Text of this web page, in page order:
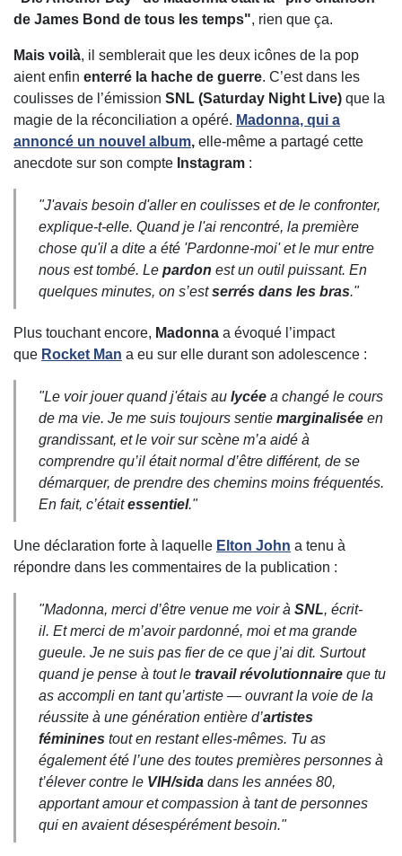
de James Bond de tous les temps", rien que ça.
Mais voilà, il semblerait que les deux icônes de la pop
aient enfin enterré la hache de guerre. C’est dans les
coulisses de l’émission SNL (Saturday Night Live) que la
magie de la réconciliation a opéré. Madonna, qui a
annoncé un nouvel album, elle-même a partagé cette
anecdote sur son compte Instagram :
"J'avais besoin d'aller en coulisses et de le confronter,
explique-t-elle. Quand je l'ai rencontré, la première
chose qu'il a dite a été 'Pardonne-moi' et le mur entre
nous est tombé. Le pardon est un outil puissant. En
quelques minutes, on s’estserrés dans les bras."
Plus touchant encore, Madonna a évoqué l’impact
que Rocket Man a eu sur elle durant son adolescence :
"Le voir jouer quand j'étais au lycée a changé le cours
de ma vie. Je me suis toujours sentie marginalisée en
grandissant, et le voir sur scène m’a aidé à
comprendre qu’il était normal d’être différent, de se
démarquer, de prendre des chemins moins fréquentés.
En fait, c’étaitessentiel."
Une déclaration forte à laquelle Elton John a tenu à
répondre dans les commentaires de la publication :
"Madonna, merci d’être venue me voir à SNL, écrit-
il. Et merci de m’avoir pardonné, moi et ma grande
gueule. Je ne suis pas fier de ce que j’ai dit. Surtout
quand je pense à tout le travail révolutionnaire que tu
as accompli en tant qu’artiste — ouvrant la voie de la
réussite à une génération entière d’artistes
féminines tout en restant elles-mêmes. Tu as
également été l’une des toutes premières personnes à
t’élever contre le VIH/sida dans les années 80,
apportant amour et compassion à tant de personnes
qui en avaient désespérément besoin."